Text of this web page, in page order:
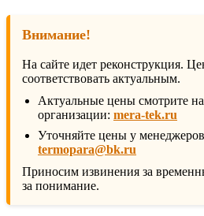
Внимание!
На сайте идет реконструкция.
соответствовать актуальным.
Актуальные цены смотрите
организации: mera-tek.ru
Уточняйте цены у
termopara@bk.ru
Приносим извинения за
за понимание.